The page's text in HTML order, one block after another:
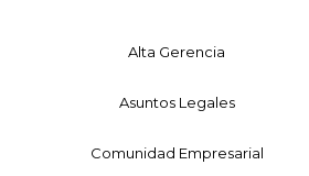
Alta Gerencia
Asuntos Legales
Comunidad Empresarial